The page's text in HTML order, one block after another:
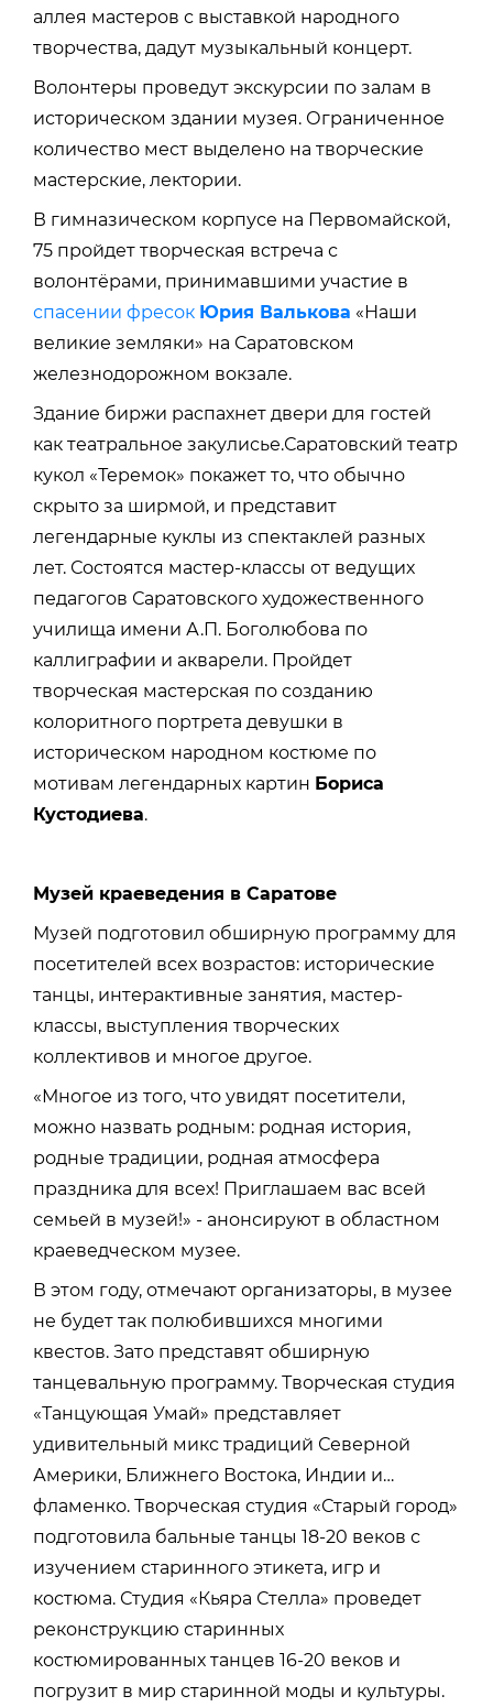
аллея мастеров с выставкой народного
творчества, дадут музыкальный концерт.
Волонтеры проведут экскурсии по залам в
историческом здании музея. Ограниченное
количество мест выделено на творческие
мастерские, лектории.
В гимназическом корпусе на Первомайской,
75 пройдет творческая встреча с
волонтёрами, принимавшими участие в
спасении фресок Юрия Валькова «Наши
великие земляки» на Саратовском
железнодорожном вокзале.
Здание биржи распахнет двери для гостей
как театральное закулисье.Саратовский театр
кукол «Теремок» покажет то, что обычно
скрыто за ширмой, и представит
легендарные куклы из спектаклей разных
лет. Состоятся мастер-классы от ведущих
педагогов Саратовского художественного
училища имени А.П. Боголюбова по
каллиграфии и акварели. Пройдет
творческая мастерская по созданию
колоритного портрета девушки в
историческом народном костюме по
мотивам легендарных картин Бориса
Кустодиева.
Музей краеведения в Саратове
Музей подготовил обширную программу для
посетителей всех возрастов: исторические
танцы, интерактивные занятия, мастер-
классы, выступления творческих
коллективов и многое другое.
«Многое из того, что увидят посетители,
можно назвать родным: родная история,
родные традиции, родная атмосфера
праздника для всех! Приглашаем вас всей
семьей в музей!» - анонсируют в областном
краеведческом музее.
В этом году, отмечают организаторы, в музее
не будет так полюбившихся многими
квестов. Зато представят обширную
танцевальную программу. Творческая студия
«Танцующая Умай» представляет
удивительный микс традиций Северной
Америки, Ближнего Востока, Индии и…
фламенко. Творческая студия «Старый город»
подготовила бальные танцы 18-20 веков с
изучением старинного этикета, игр и
костюма. Студия «Кьяра Стелла» проведет
реконструкцию старинных
костюмированных танцев 16-20 веков и
погрузит в мир старинной моды и культуры.